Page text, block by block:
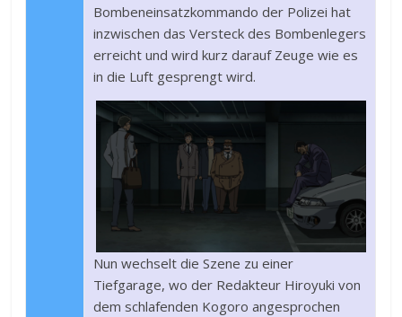
Bombeneinsatzkommando der Polizei hat
inzwischen das Versteck des Bombenlegers
erreicht und wird kurz darauf Zeuge wie es
in die Luft gesprengt wird.
Nun wechselt die Szene zu einer
Tiefgarage, wo der Redakteur Hiroyuki von
dem schlafenden Kogoro angesprochen